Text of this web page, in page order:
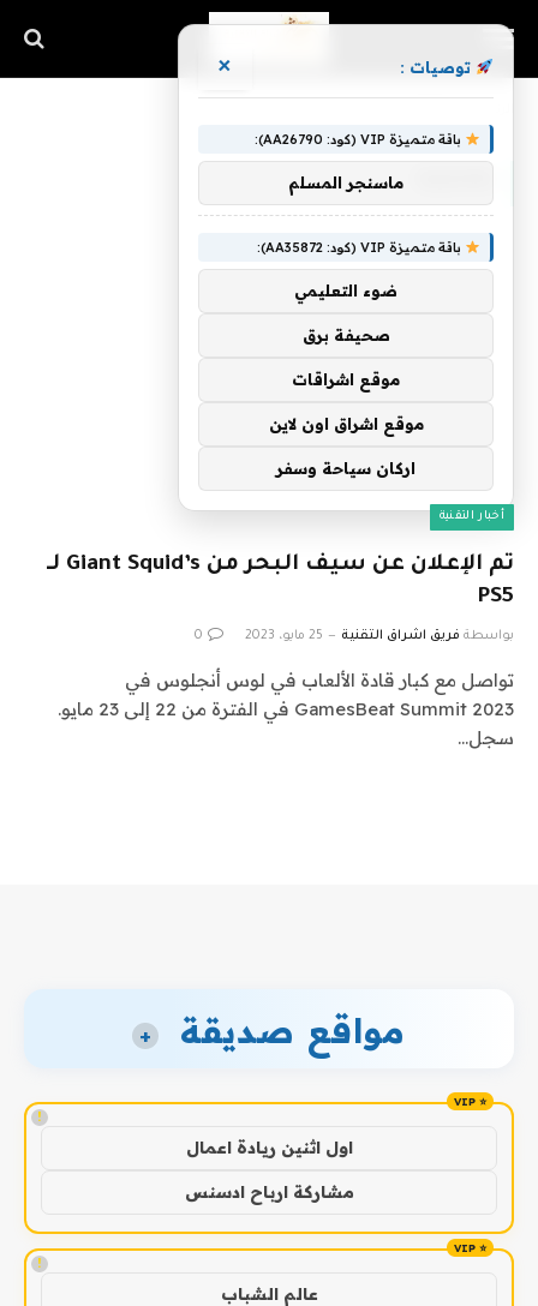
أخبار التقنية
تم الإعلان عن سيف البحر من Giant Squid’s لـ
PS5
بواسطة فريق اشراق التقنية 25 مايو، 2023 0
تواصل مع كبار قادة الألعاب في لوس أنجلوس في
GamesBeat Summit 2023 في الفترة من 22 إلى 23 مايو.
سجل…
مواقع صديقة +
!
اول اثنين ريادة اعمال
مشاركة ارباح ادسنس
!
عالم الشباب
توصيات : ×
باقة متميزة VIP (كود: AA26790):
ماسنجر المسلم
باقة متميزة VIP (كود: AA35872):
ضوء التعليمي
صحيفة برق
موقع اشراقات
موقع اشراق اون لاين
اركان سياحة وسفر